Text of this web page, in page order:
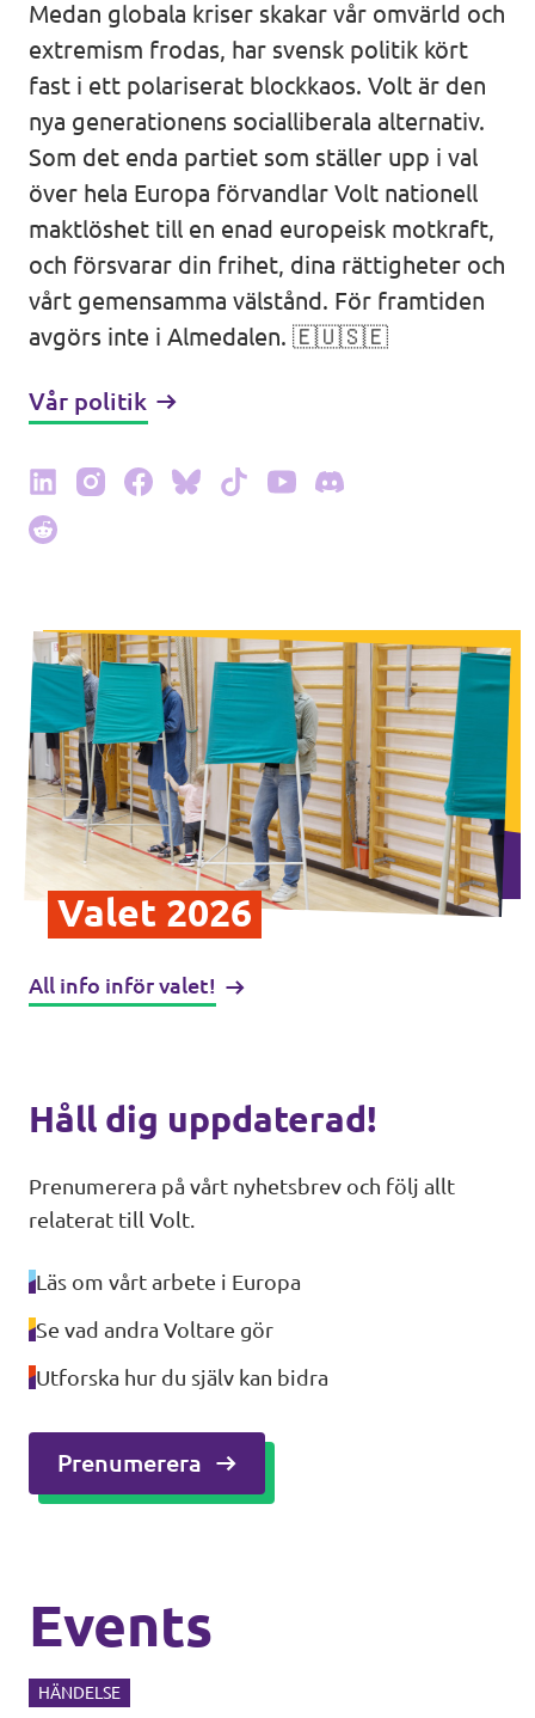
Kommuner
Volt Stockholm
Volt Göteborg
Volt Lund
Volt Kävlinge
Volt Hässleholm
Agenda
Valet 2026
Voltkompassen – valkompassen med alla
partier
Donera till oss
Volontärmöjligheter i Europa
In English 🇬🇧
Våra stadgar
Medan globala kriser skakar vår omvärld och
extremism frodas, har svensk politik kört
fast i ett polariserat blockkaos. Volt är den
nya generationens socialliberala alternativ.
Som det enda partiet som ställer upp i val
över hela Europa förvandlar Volt nationell
maktlöshet till en enad europeisk motkraft,
och försvarar din frihet, dina rättigheter och
vårt gemensamma välstånd. För framtiden
avgörs inte i Almedalen. 🇪🇺🇸🇪
Vår politik
Valet 2026
All info inför valet!
Håll dig uppdaterad!
Prenumerera på vårt nyhetsbrev och följ allt
relaterat till Volt.
Läs om vårt arbete i Europa
Se vad andra Voltare gör
Utforska hur du själv kan bidra
Prenumerera
Events
HÄNDELSE